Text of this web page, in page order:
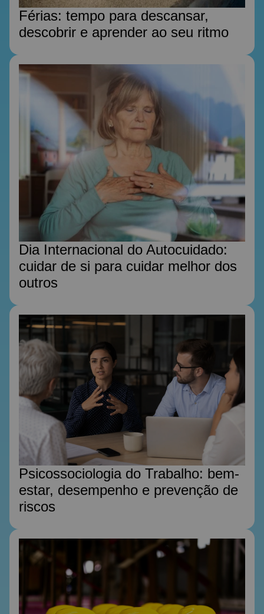
Férias: tempo para descansar,
descobrir e aprender ao seu ritmo
Dia Internacional do Autocuidado:
cuidar de si para cuidar melhor dos
outros
Psicossociologia do Trabalho: bem-
estar, desempenho e prevenção de
riscos